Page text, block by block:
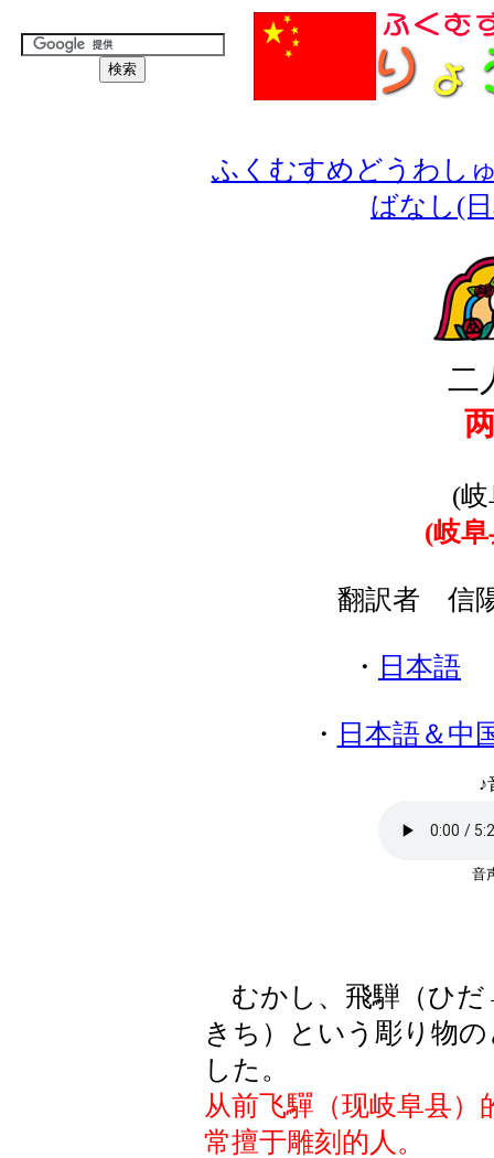
ふくむすめどうわし
ばなし(
二
(
(岐
翻訳者 信
・ 日本語
・ 日本語＆中
♪
むかし、飛騨（ひだ
きち）という彫り物
した。
从前飞驒（现岐阜县）
常擅于雕刻的人。